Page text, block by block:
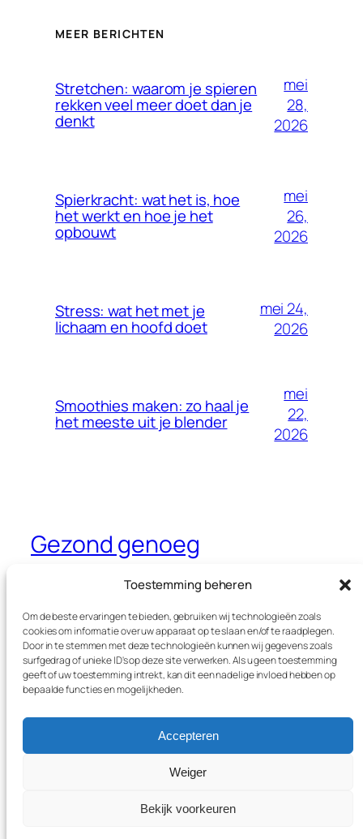
Toestemming beheren
Om de beste ervaringen te bieden, gebruiken wij technologieën zoals
cookies om informatie over uw apparaat op te slaan en/of te raadplegen.
Door in te stemmen met deze technologieën kunnen wij gegevens zoals
surfgedrag of unieke ID's op deze site verwerken. Als u geen toestemming
geeft of uw toestemming intrekt, kan dit een nadelige invloed hebben op
bepaalde functies en mogelijkheden.
Accepteren
Weiger
Bekijk voorkeuren
MEER BERICHTEN
Stretchen: waarom je spieren
rekken veel meer doet dan je
denkt
mei
28,
2026
Spierkracht: wat het is, hoe
het werkt en hoe je het
opbouwt
mei
26,
2026
Stress: wat het met je
lichaam en hoofd doet
mei 24,
2026
Smoothies maken: zo haal je
het meeste uit je blender
mei
22,
2026
Gezond genoeg
Dé website waar je alles leest over
Blog
Over
Evenementen
Winkel